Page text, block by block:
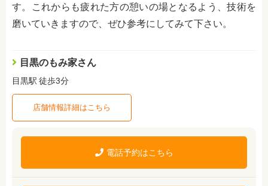
す。これからも疲れた方の憩いの場となるよう、技術を
磨いていきますので、ぜひ参考にしてみて下さい。
目黒のもみ家さん
目黒駅 徒歩3分
店舗情報詳細はこちら
電話予約はこちら